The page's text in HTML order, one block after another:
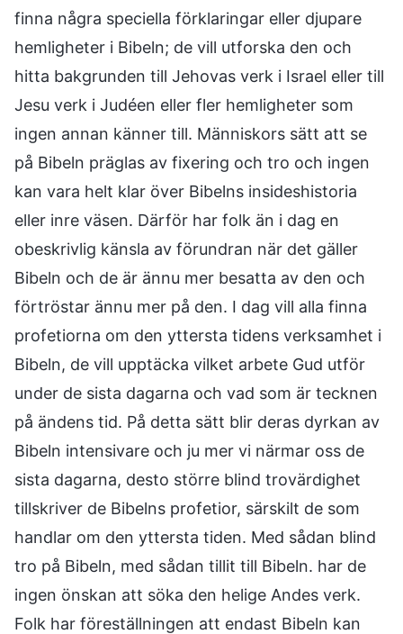
finna några speciella förklaringar eller djupare
hemligheter i Bibeln; de vill utforska den och
hitta bakgrunden till Jehovas verk i Israel eller till
Jesu verk i Judéen eller fler hemligheter som
ingen annan känner till. Människors sätt att se
på Bibeln präglas av fixering och tro och ingen
kan vara helt klar över Bibelns insideshistoria
eller inre väsen. Därför har folk än i dag en
obeskrivlig känsla av förundran när det gäller
Bibeln och de är ännu mer besatta av den och
förtröstar ännu mer på den. I dag vill alla finna
profetiorna om den yttersta tidens verksamhet i
Bibeln, de vill upptäcka vilket arbete Gud utför
under de sista dagarna och vad som är tecknen
på ändens tid. På detta sätt blir deras dyrkan av
Bibeln intensivare och ju mer vi närmar oss de
sista dagarna, desto större blind trovärdighet
tillskriver de Bibelns profetior, särskilt de som
handlar om den yttersta tiden. Med sådan blind
tro på Bibeln, med sådan tillit till Bibeln. har de
ingen önskan att söka den helige Andes verk.
Folk har föreställningen att endast Bibeln kan